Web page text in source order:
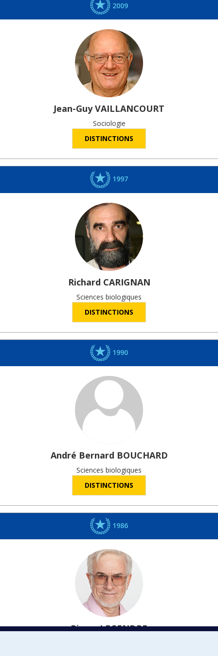
2009
Jean-Guy VAILLANCOURT
Sociologie
DISTINCTIONS
1997
Richard CARIGNAN
Sciences biologiques
DISTINCTIONS
1990
André Bernard BOUCHARD
Sciences biologiques
DISTINCTIONS
1986
Pierre LEGENDRE